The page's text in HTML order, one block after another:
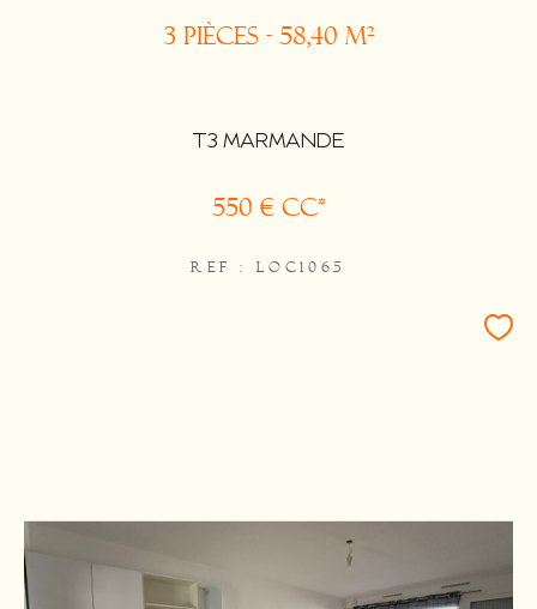
3 pièces - 58,40 m²
T3 MARMANDE
550 € CC*
REF : LOC1065